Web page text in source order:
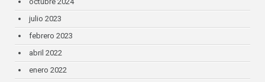
julio 2023
febrero 2023
abril 2022
enero 2022